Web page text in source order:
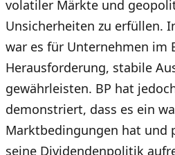
volatiler Märkte und
Unsicherheiten zu erfüllen.
war es für Unternehmen im
Herausforderung, stabile
gewährleisten. BP hat
demonstriert, dass es ein
Marktbedingungen hat und
seine Dividendenpolitik